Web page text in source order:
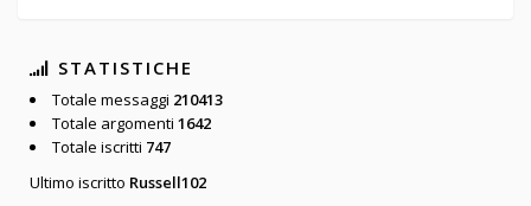
STATISTICHE
Totale messaggi 210413
Totale argomenti 1642
Totale iscritti 747
Ultimo iscritto Russell102